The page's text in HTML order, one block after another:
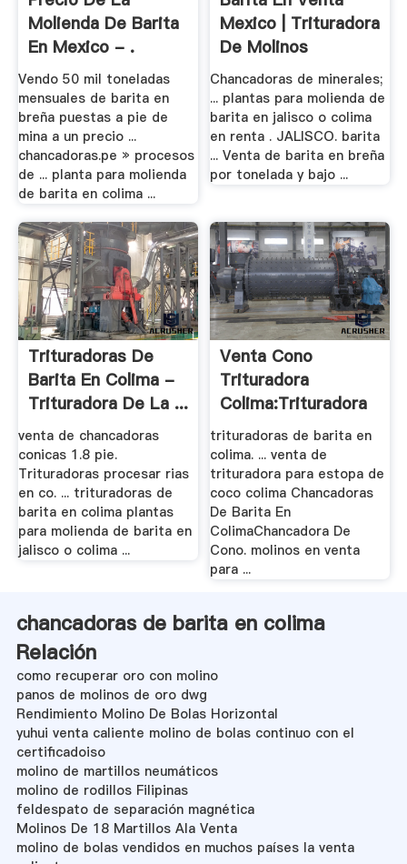
Molienda De Barita
En Mexico - .
Vendo 50 mil toneladas
mensuales de barita en
breña puestas a pie de
mina a un precio ...
chancadoras.pe » procesos
de ... planta para molienda
de barita en colima ...
Mexico | Trituradora
De Molinos
Chancadoras de minerales;
... plantas para molienda de
barita en jalisco o colima
en renta . JALISCO. barita
... Venta de barita en breña
por tonelada y bajo ...
Trituradoras De
Barita En Colima -
Trituradora De La ...
venta de chancadoras
conicas 1.8 pie.
Trituradoras procesar rias
en co. ... trituradoras de
barita en colima plantas
para molienda de barita en
jalisco o colima ...
Venta Cono
Trituradora
Colima:Trituradora
Y Molino
trituradoras de barita en
colima. ... venta de
trituradora para estopa de
coco colima Chancadoras
De Barita En
ColimaChancadora De
Cono. molinos en venta
para ...
chancadoras de barita en colima
Relación
como recuperar oro con molino
panos de molinos de oro dwg
Rendimiento Molino De Bolas Horizontal
yuhui venta caliente molino de bolas continuo con el
certificadoiso
molino de martillos neumáticos
molino de rodillos Filipinas
feldespato de separación magnética
Molinos De 18 Martillos Ala Venta
molino de bolas vendidos en muchos países la venta